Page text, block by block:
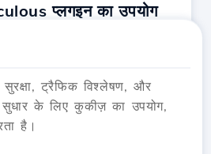
प्लगइन का उपयोग
के लिए cPanel Softaculous
के तरीके के बारे में जानें।
और एप्लिकेशन प्रबंधन के लिए
सुरक्षा, ट्रैफिक विश्लेषण, और
सुधार के लिए कुकीज़ का उपयोग,
है।